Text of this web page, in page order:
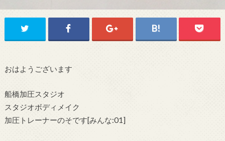
おはようございます
船橋加圧スタジオ
スタジオボディメイク
加圧トレーナーのそです[みんな:01]